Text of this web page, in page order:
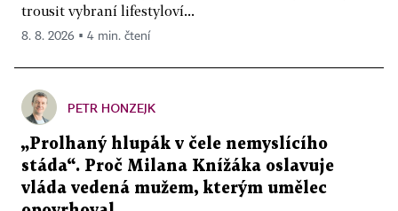
trousit vybraní lifestyloví...
8. 8. 2026 ▪ 4 min. čtení
PETR HONZEJK
„Prolhaný hlupák v čele nemyslícího
stáda“. Proč Milana Knížáka oslavuje
vláda vedená mužem, kterým umělec